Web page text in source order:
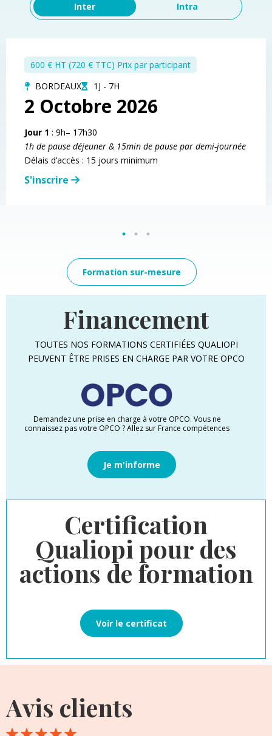
Inter Intra
600 € HT (720 € TTC) Prix par participant
BORDEAUX
1J - 7H
2 Octobre 2026
Jour 1 : 9h– 17h30
1h de pause déjeuner & 15min de pause par demi-journée
Délais d’accès : 15 jours minimum
S'inscrire
Formation sur-mesure
Financement
TOUTES NOS FORMATIONS CERTIFIÉES QUALIOPI
PEUVENT ÊTRE PRISES EN CHARGE PAR VOTRE OPCO
Demandez une prise en charge à votre OPCO. Vous ne
connaissez pas votre OPCO ? Allez sur France compétences
Je m'informe
Certification
Qualiopi pour des
actions de formation
Voir le certificat
Avis clients